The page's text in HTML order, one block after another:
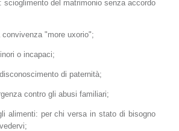
scioglimento del matrimonio senza accordo
"more uxorio";
o incapaci;
di paternità;
contro gli abusi familiari;
alimenti: per chi versa in stato di bisogno